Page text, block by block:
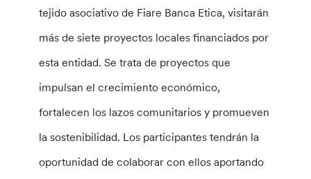
tejido asociativo de Fiare Banca Etica, visitarán
más de siete proyectos locales financiados por
esta entidad. Se trata de proyectos que
impulsan el crecimiento económico,
fortalecen los lazos comunitarios y promueven
la sostenibilidad. Los participantes tendrán la
oportunidad de colaborar con ellos aportando